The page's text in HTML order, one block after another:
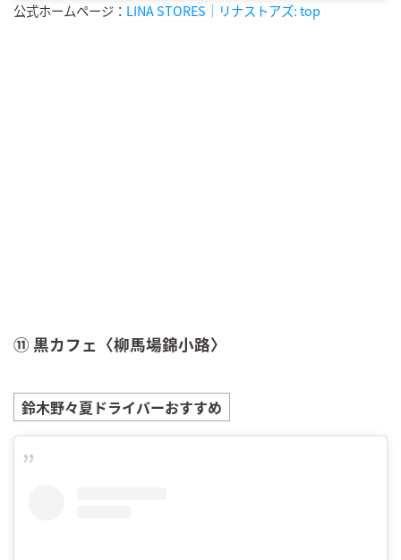
公式ホームページ： LINA STORES｜リナストアズ: top
⑪ 黒カフェ〈柳馬場錦小路〉
鈴木野々夏 ドライバーおすすめ